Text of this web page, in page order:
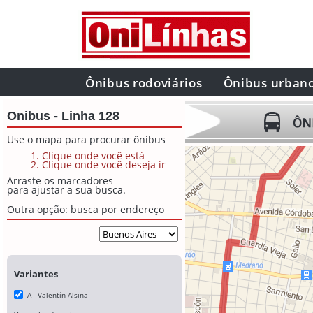
Ônibus rodoviários Ônibus
Onibus - Linha 128
Use o mapa para procurar ônibus
Clique onde você está
Clique onde você deseja ir
Arraste os marcadores
para ajustar a sua busca.
Outra opção: busca por endereço
Variantes
A - Valentín Alsina